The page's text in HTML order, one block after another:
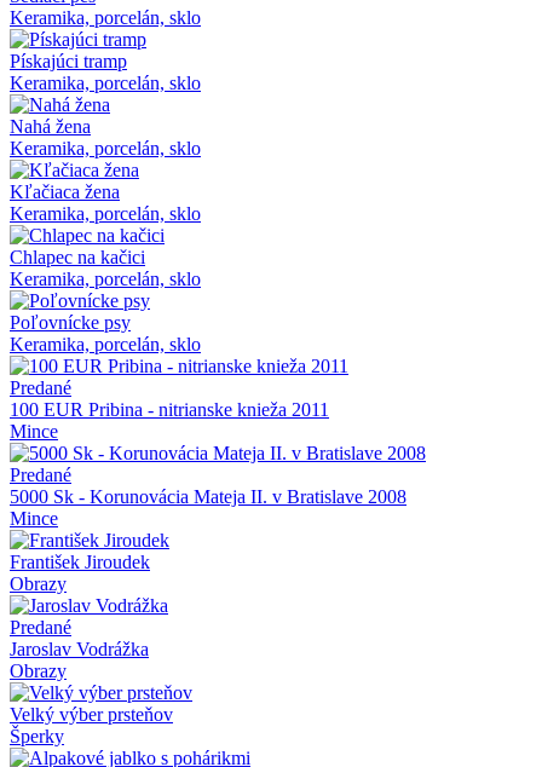
Keramika, porcelán, sklo
Pískajúci tramp
Keramika, porcelán, sklo
Nahá žena
Keramika, porcelán, sklo
Kľačiaca žena
Keramika, porcelán, sklo
Chlapec na kačici
Keramika, porcelán, sklo
Poľovnícke psy
Keramika, porcelán, sklo
Predané
100 EUR Pribina - nitrianske knieža 2011
Mince
Predané
5000 Sk - Korunovácia Mateja II. v Bratislave 2008
Mince
František Jiroudek
Obrazy
Predané
Jaroslav Vodrážka
Obrazy
Velký výber prsteňov
Šperky